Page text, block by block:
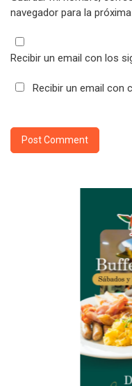
navegador para la
Recibir un email con los
Recibir un email con